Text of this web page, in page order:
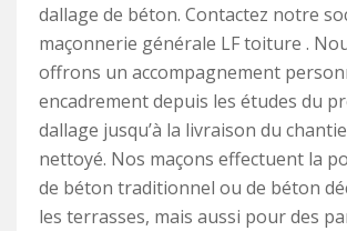
dallage de béton. Contactez notre
maçonnerie générale LF toiture .
offrons un accompagnement
encadrement depuis les études du
dallage jusqu’à la livraison du
nettoyé. Nos maçons effectuent la
de béton traditionnel ou de béton
les terrasses, mais aussi pour des